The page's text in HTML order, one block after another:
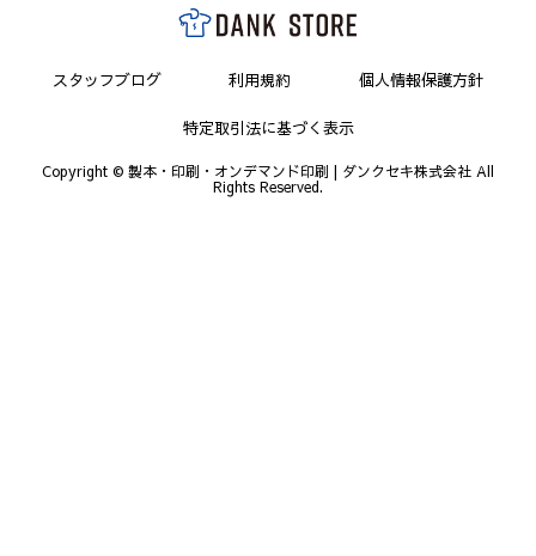
スタッフブログ 利用規約 個人情報保護方針
特定取引法に基づく表示
Copyright © 製本・印刷・オンデマンド印刷 | ダンクセキ株式会社 All
Rights Reserved.